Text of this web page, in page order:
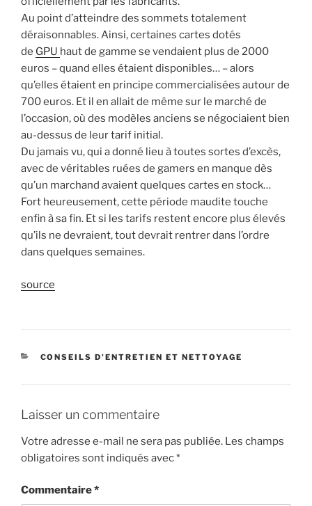
Au point d’atteindre des sommets totalement
déraisonnables. Ainsi, certaines cartes dotés
de GPU haut de gamme se vendaient plus de 2000
euros – quand elles étaient disponibles… – alors
qu’elles étaient en principe commercialisées autour de
700 euros. Et il en allait de même sur le marché de
l’occasion, où des modèles anciens se négociaient bien
au-dessus de leur tarif initial.
Du jamais vu, qui a donné lieu à toutes sortes d’excès,
avec de véritables ruées de gamers en manque dès
qu’un marchand avaient quelques cartes en stock…
Fort heureusement, cette période maudite touche
enfin à sa fin. Et si les tarifs restent encore plus élevés
qu’ils ne devraient, tout devrait rentrer dans l’ordre
dans quelques semaines.
source
CATÉGORIES
CONSEILS D'ENTRETIEN ET NETTOYAGE
Laisser un commentaire
Votre adresse e-mail ne sera pas publiée. Les champs
obligatoires sont indiqués avec*
Commentaire*